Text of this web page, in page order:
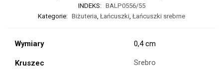
INDEKS: BALP0556/55
Kategorie: Biżuteria, Łańcuszki, Łańcuszki srebrne
Wymiary 0,4 cm
Kruszec Srebro